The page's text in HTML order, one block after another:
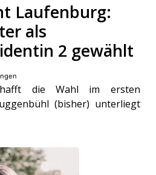
Laufenburg:
als
2 gewählt
die Wahl im ersten
(bisher) unterliegt